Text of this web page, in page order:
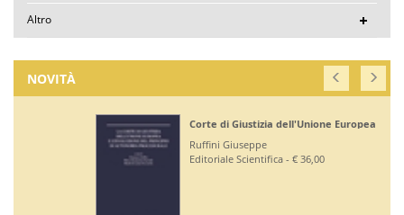
Altro
NOVITÀ
Corte di Giustizia dell'Unione Europea
Ruffini Giuseppe
Editoriale Scientifica - € 36,00